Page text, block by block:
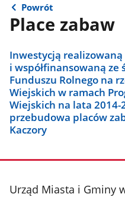
Powrót
Place zabaw
Inwestycją
i współfinansowaną
Funduszu Rolnego na
Wiejskich w ramach
Wiejskich na lata
przebudowa placów
Kaczory
stopka
Urząd Miasta i Gminy